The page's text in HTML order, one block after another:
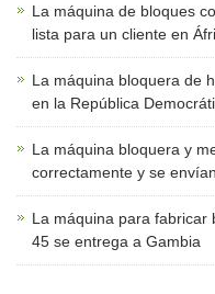
La máquina de bloques
lista para un cliente en
La máquina bloquera de
en la República
La máquina bloquera y
correctamente y se
La máquina para fabricar
45 se entrega a Gambia